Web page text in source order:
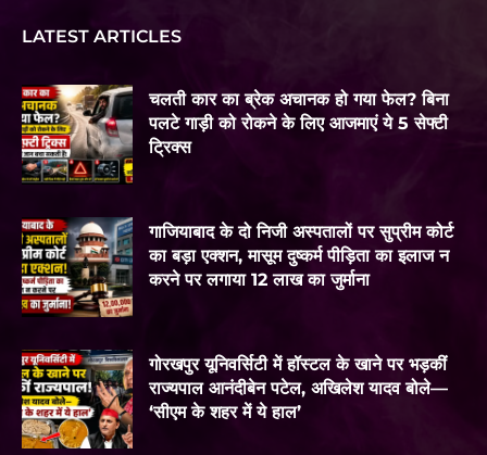
LATEST ARTICLES
चलती कार का ब्रेक अचानक हो गया फेल? बिना
पलटे गाड़ी को रोकने के लिए आजमाएं ये 5 सेफ्टी
ट्रिक्स
गाजियाबाद के दो निजी अस्पतालों पर सुप्रीम कोर्ट
का बड़ा एक्शन, मासूम दुष्कर्म पीड़िता का इलाज न
करने पर लगाया 12 लाख का जुर्माना
गोरखपुर यूनिवर्सिटी में हॉस्टल के खाने पर भड़कीं
राज्यपाल आनंदीबेन पटेल, अखिलेश यादव बोले—
‘सीएम के शहर में ये हाल’